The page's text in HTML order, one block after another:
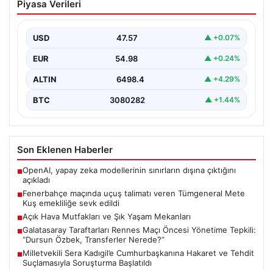
veren Tümgeneral Mete Kuş emekliliğe
Konya’da oynanan Konyaspor-Fenerbahçe karşılaşması
helikopterin uçuşunu…
Piyasa Verileri
USD 47.57 ▲ +0.07%
EUR 54.98 ▲ +0.24%
ALTIN 6498.4 ▲ +4.29%
BTC 3080282 ▲ +1.44%
Son Eklenen Haberler
■OpenAI, yapay zeka modellerinin sınırların dışına çıktığını
açıkladı
■Fenerbahçe maçında uçuş talimatı veren Tümgeneral Mete
Kuş emekliliğe sevk edildi
■Açık Hava Mutfakları ve Şık Yaşam Mekanları
■Galatasaray Taraftarları Rennes Maçı Öncesi Yönetime Tepkili:
“Dursun Özbek, Transferler Nerede?”
■Milletvekili Sera Kadıgil’e Cumhurbaşkanına Hakaret ve Tehdit
Suçlamasıyla Soruşturma Başlatıldı